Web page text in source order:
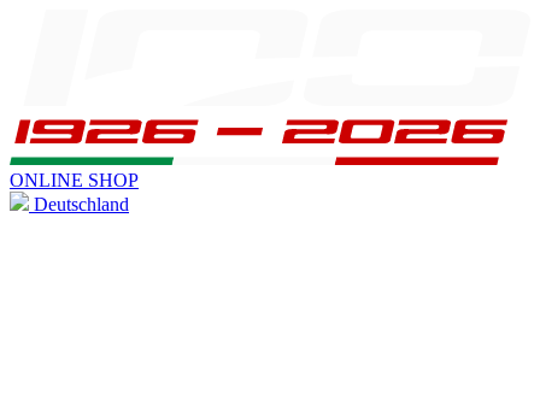
ONLINE SHOP
Deutschland